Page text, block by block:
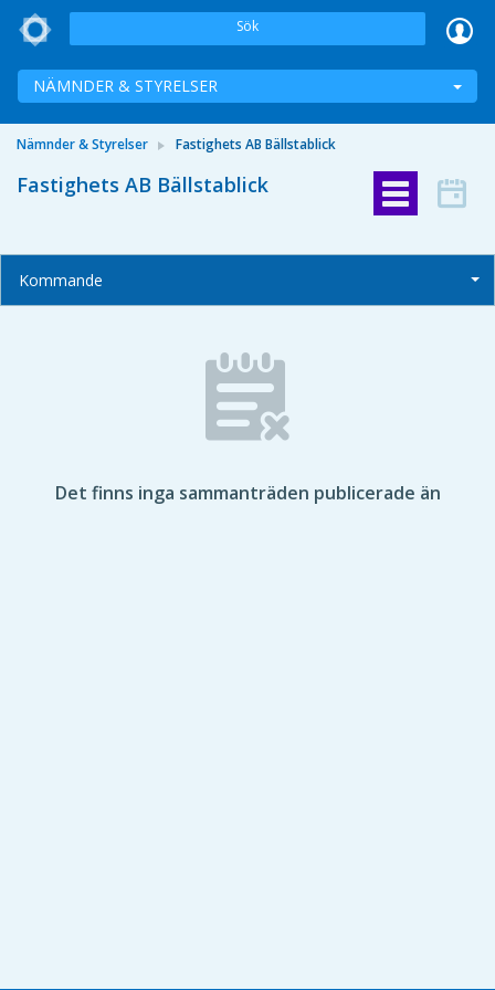
Sök
NÄMNDER & STYRELSER
Nämnder & Styrelser Fastighets AB Bällstablick
Fastighets AB Bällstablick
Kommande
Det finns inga sammanträden publicerade än